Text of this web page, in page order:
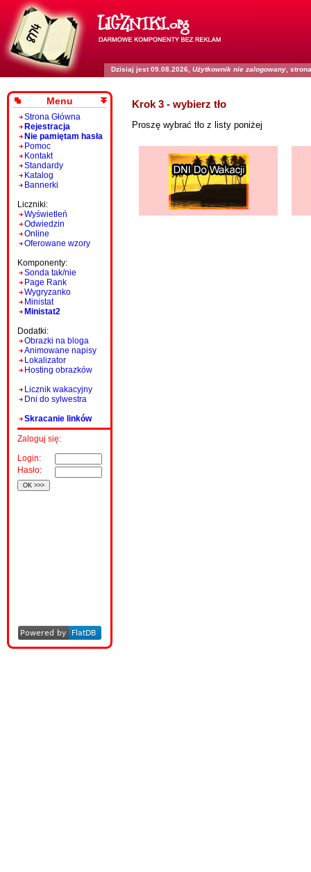
Dzisiaj jest 09.08.2026, Użytkownik nie zalogowany ,
Menu
Strona Główna
Rejestracja
Nie pamiętam hasła
Pomoc
Kontakt
Standardy
Katalog
Bannerki
Liczniki:
Wyświetleń
Odwiedzin
Online
Oferowane wzory
Komponenty:
Sonda tak/nie
Page Rank
Wygryzanko
Ministat
Ministat2
Dodatki:
Obrazki na bloga
Animowane napisy
Lokalizator
Hosting obrazków
Licznik wakacyjny
Dni do sylwestra
Skracanie linków
Zaloguj się:
Login:
Hasło:
Krok 3 - wybierz tło
Proszę wybrać tło z listy poniżej